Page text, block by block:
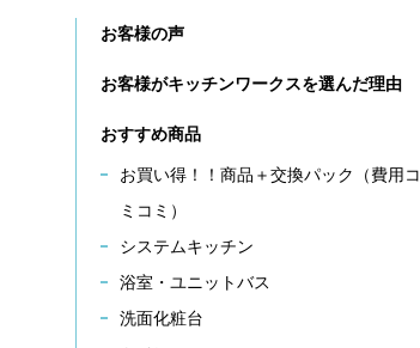
お客様の声
お客様がキッチンワークスを選んだ理由
おすすめ商品
お買い得！！商品＋交換パック（費用コ
ミコミ）
システムキッチン
浴室・ユニットバス
洗面化粧台